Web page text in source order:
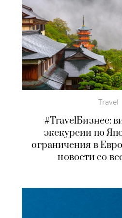
Travel
#TravelБизнес:
экскурсии по
ограничения в
новости со